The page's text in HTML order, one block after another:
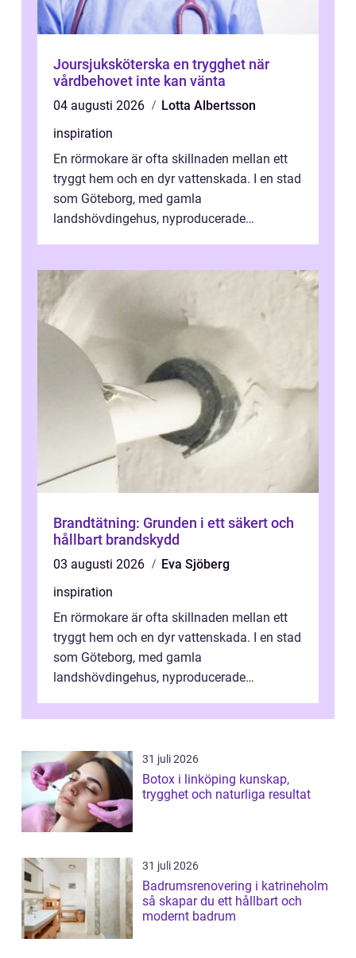
Joursjuksköterska en trygghet när
vårdbehovet inte kan vänta
04 augusti 2026
Lotta Albertsson
inspiration
En rörmokare är ofta skillnaden mellan ett
tryggt hem och en dyr vattenskada. I en stad
som Göteborg, med gamla
landshövdingehus, nyproducerade
Brandtätning: Grunden i ett säkert och
hållbart brandskydd
03 augusti 2026
Eva Sjöberg
inspiration
En rörmokare är ofta skillnaden mellan ett
tryggt hem och en dyr vattenskada. I en stad
som Göteborg, med gamla
landshövdingehus, nyproducerade
ställs höga k...
31 juli 2026
Botox i linköping kunskap,
trygghet och naturliga resultat
31 juli 2026
Badrumsrenovering i katrineholm
så skapar du ett hållbart och
modernt badrum